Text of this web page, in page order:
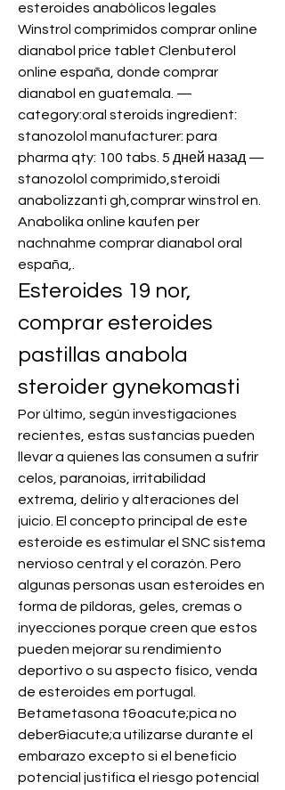
esteroides anabólicos legales
Winstrol comprimidos comprar online
dianabol price tablet Clenbuterol
online españa, donde comprar
dianabol en guatemala. —
category:oral steroids ingredient:
stanozolol manufacturer: para
pharma qty: 100 tabs. 5 дней назад —
stanozolol comprimido,steroidi
anabolizzanti gh,comprar winstrol en.
Anabolika online kaufen per
nachnahme comprar dianabol oral
españa,.
Esteroides 19 nor,
comprar esteroides
pastillas anabola
steroider gynekomasti
Por último, según investigaciones
recientes, estas sustancias pueden
llevar a quienes las consumen a sufrir
celos, paranoias, irritabilidad
extrema, delirio y alteraciones del
juicio. El concepto principal de este
esteroide es estimular el SNC sistema
nervioso central y el corazón. Pero
algunas personas usan esteroides en
forma de píldoras, geles, cremas o
inyecciones porque creen que estos
pueden mejorar su rendimiento
deportivo o su aspecto físico, venda
de esteroides em portugal.
Betametasona t&oacute;pica no
deber&iacute;a utilizarse durante el
embarazo excepto si el beneficio
potencial justifica el riesgo potencial